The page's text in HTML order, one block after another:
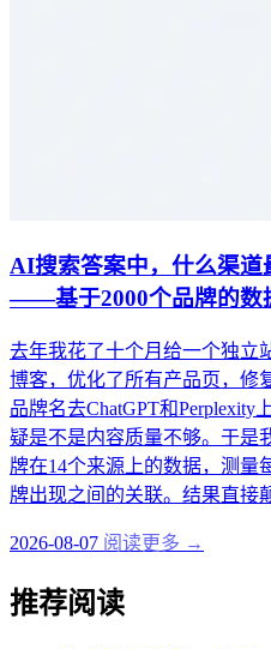
AI搜索答案中，什么渠道
——基于2000个品牌的数
去年我花了十个月给一个独立
博客，优化了所有产品页，修
品牌名去ChatGPT和
疑是不是内容质量不够。于是
牌在14个来源上的数据，测量
牌出现之间的关联。结果直接
2026-08-07 阅读更多 →
推荐阅读